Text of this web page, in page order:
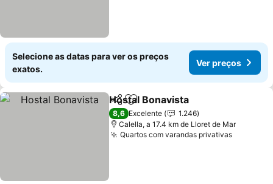
Selecione as datas para ver os preços
exatos.
Ver preços
PartilharAdicionar aos favoritos
Hostal Bonavista
8,6 Excelente
1.246
Calella, a 17.4 km de Lloret de Mar
Quartos com varandas privativasVer